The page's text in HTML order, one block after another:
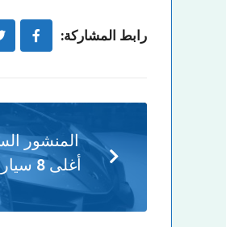
رابط المشاركة:
المنشور
أغلى 8 سيارات في العالم